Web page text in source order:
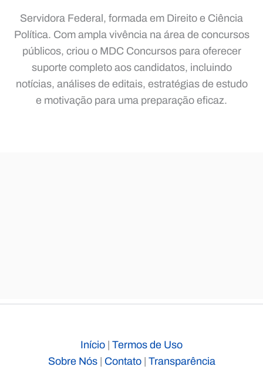
Servidora Federal, formada em Direito e Ciência
Política. Com ampla vivência na área de concursos
públicos, criou o MDC Concursos para oferecer
suporte completo aos candidatos, incluindo
notícias, análises de editais, estratégias de estudo
e motivação para uma preparação eficaz.
Início | Termos de Uso
Sobre Nós| Contato| Transparência